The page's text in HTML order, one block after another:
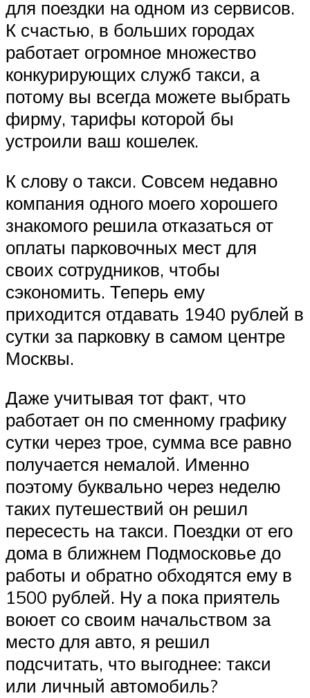
для поездки на одном из сервисов.
К счастью, в больших городах
работает огромное множество
конкурирующих служб такси, а
потому вы всегда можете выбрать
фирму, тарифы которой бы
устроили ваш кошелек.
К слову о такси. Совсем недавно
компания одного моего хорошего
знакомого решила отказаться от
оплаты парковочных мест для
своих сотрудников, чтобы
сэкономить. Теперь ему
приходится отдавать 1940 рублей в
сутки за парковку в самом центре
Москвы.
Даже учитывая тот факт, что
работает он по сменному графику
сутки через трое, сумма все равно
получается немалой. Именно
поэтому буквально через неделю
таких путешествий он решил
пересесть на такси. Поездки от его
дома в ближнем Подмосковье до
работы и обратно обходятся ему в
1500 рублей. Ну а пока приятель
воюет со своим начальством за
место для авто, я решил
подсчитать, что выгоднее: такси
или личный автомобиль?